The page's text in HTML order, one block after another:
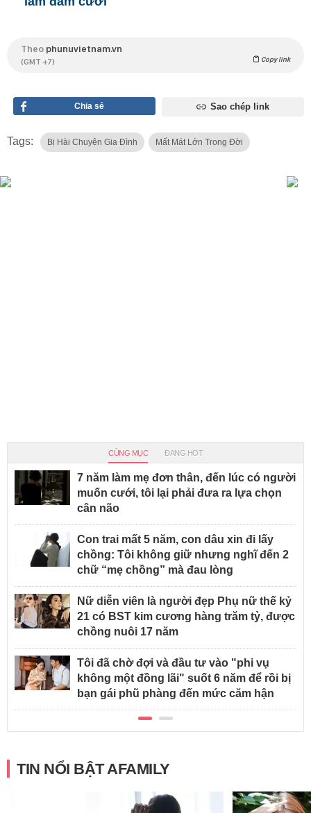
Theo phunuvietnam.vn
(GMT +7) Copy link
Chia sẻ Sao chép link
Tags: Bị Hài Chuyện Gia Đình Mất Mát Lớn Trong Đời
CÙNG MỤC ĐANG HOT
7 năm làm mẹ đơn thân, đến lúc có người
muốn cưới, tôi lại phải đưa ra lựa chọn
cân não
Con trai mất 5 năm, con dâu xin đi lấy
chồng: Tôi không giữ nhưng nghĩ đến 2
chữ “mẹ chồng” mà đau lòng
Nữ diễn viên là người đẹp Phụ nữ thế kỷ
21 có BST kim cương hàng trăm tỷ, được
chồng nuôi 17 năm
Tôi đã chờ đợi và đầu tư vào "phi vụ
không một đồng lãi" suốt 6 năm để rồi bị
bạn gái phũ phàng đến mức căm hận
TIN NỔI BẬT AFAMILY